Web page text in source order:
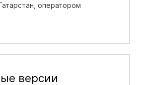
, оператором
версии